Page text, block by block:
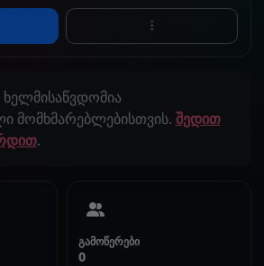
ხელმისაწვდომია
მომხმარებლებისთვის. შედით
.
გამოწერები
0